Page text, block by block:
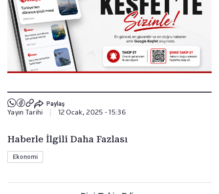
Paylaş
Yayın Tarihi 12 Ocak, 2025 - 15:36
Haberle İlgili Daha Fazlası
Ekonomi